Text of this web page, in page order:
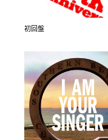
初回盤